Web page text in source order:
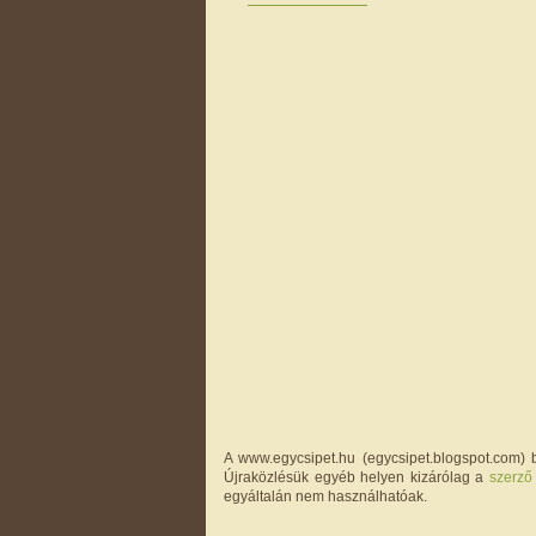
A www.egycsipet.hu
Újraközlésük egyéb helyen kizárólag a szerző
egyáltalán nem használhatóak.